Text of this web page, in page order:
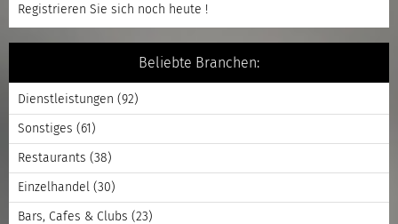
Registrieren Sie sich noch heute !
Beliebte Branchen:
Dienstleistungen (92)
Sonstiges (61)
Restaurants (38)
Einzelhandel (30)
Bars, Cafes & Clubs (23)